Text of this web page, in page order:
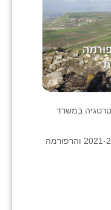
במשרד
המצגת היתה חלק מדיוני התקציב 2021-2022 והרפורמה